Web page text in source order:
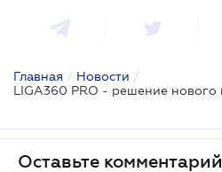
Главная / Новости /
Оставьте комментарий